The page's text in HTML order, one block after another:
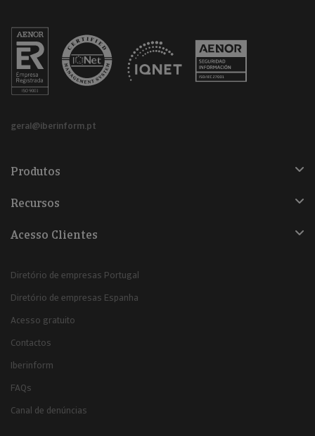
geral@iberinform.pt
Produtos
Recursos
Acesso Clientes
Diretório de empresas Portugal
Diretório de empresas Espanha
Acesso gratuito
Contactos
Iberinform
FAQs
Canal de denúncias